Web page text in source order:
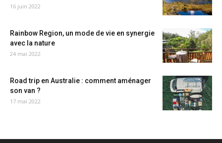
16 juin 2022
Rainbow Region, un mode de vie en synergie
avec la nature
24 mai 2022
Road trip en Australie : comment aménager
son van ?
17 mai 2022